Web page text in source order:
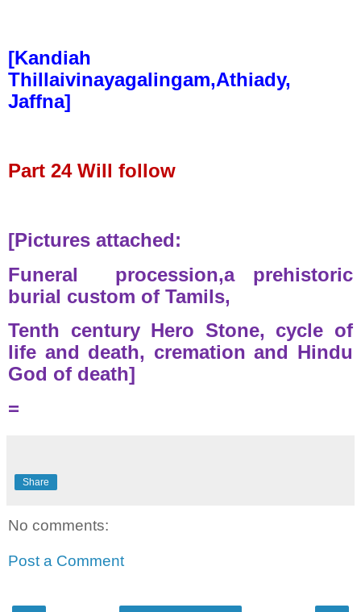
[Kandiah
Thillaivinayagalingam,Athiady,
Jaffna]
Part 24 Will follow
[Pictures attached:
Funeral
procession,a prehistoric
burial custom of Tamils,
Tenth century Hero Stone, cycle of
life and death, cremation and Hindu
God of death]
=
Share
No comments:
Post a Comment